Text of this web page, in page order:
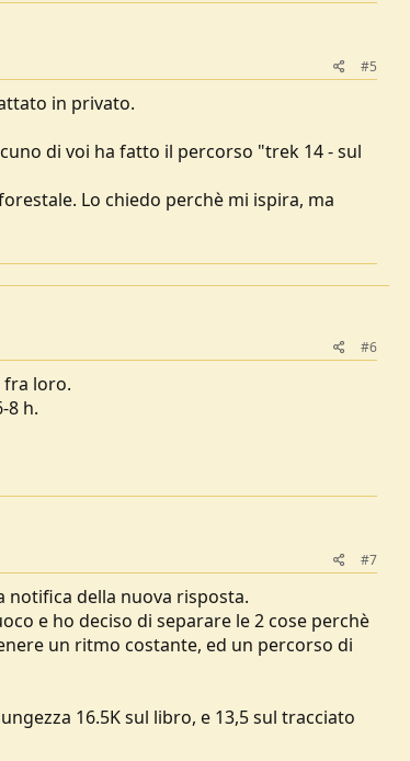
#5
in privato.
di voi ha fatto il percorso "trek 14 - sul
Lo chiedo perchè mi ispira, ma
#6
fra loro.
8 h.
#7
notifica della nuova risposta.
e ho deciso di separare le 2 cose perchè
un ritmo costante, ed un percorso di
16.5K sul libro, e 13,5 sul tracciato